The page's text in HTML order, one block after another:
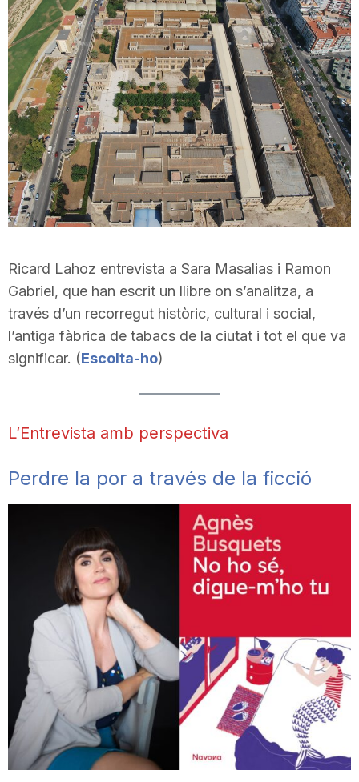
Ricard Lahoz entrevista a Sara Masalias i Ramon
Gabriel, que han escrit un llibre on s’analitza, a
través d’un recorregut històric, cultural i social,
l’antiga fàbrica de tabacs de la ciutat i tot el que va
significar. (Escolta-ho)
L’Entrevista amb perspectiva
Perdre la por a través de la ficció